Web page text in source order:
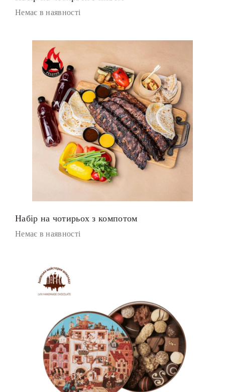
Немає в наявності
Набір на чотирьох з компотом
Немає в наявності